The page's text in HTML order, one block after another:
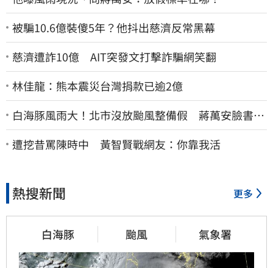
被騙10.6億裝傻5年？他抖出慈濟反常黑幕
慈濟遭詐10億 AIT突發文打擊詐騙網笑翻
林佳龍：熊本震災台灣捐款已逾2億
白海豚風雨大！北市沒放颱風整備假 蔣萬安臉書遭
網友灌爆：標準在哪？
遭挖昔罵陳時中 黃智賢戰網友：你靠我活
熱搜新聞 更多
白海豚 颱風 氣象署